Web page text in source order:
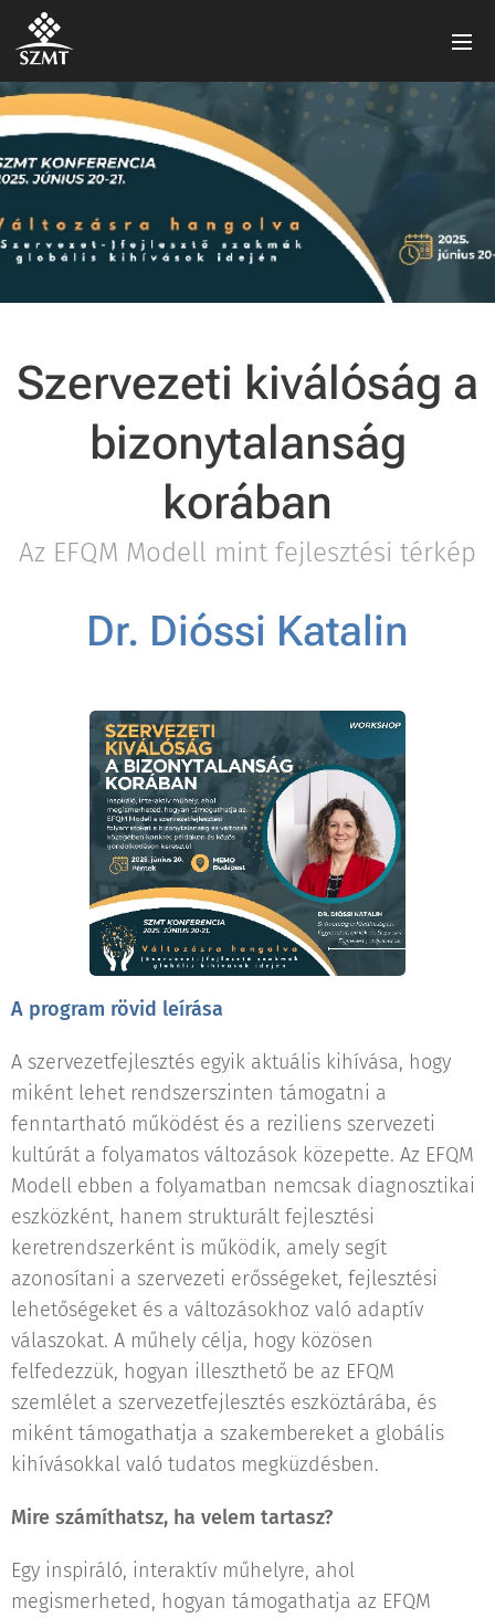
Szervezeti kiválóság a
bizonytalanság
korában
Az EFQM Modell mint fejlesztési térkép
Dr. Dióssi Katalin
A program rövid leírása
A szervezetfejlesztés egyik aktuális kihívása, hogy
miként lehet rendszerszinten támogatni a
fenntartható működést és a reziliens szervezeti
kultúrát a folyamatos változások közepette. Az EFQM
Modell ebben a folyamatban nemcsak diagnosztikai
eszközként, hanem strukturált fejlesztési
keretrendszerként is működik, amely segít
azonosítani a szervezeti erősségeket, fejlesztési
lehetőségeket és a változásokhoz való adaptív
válaszokat. A műhely célja, hogy közösen
felfedezzük, hogyan illeszthető be az EFQM
szemlélet a szervezetfejlesztés eszköztárába, és
miként támogathatja a szakembereket a globális
kihívásokkal való tudatos megküzdésben.
Mire számíthatsz, ha velem tartasz?
Egy inspiráló, interaktív műhelyre, ahol
megismerheted, hogyan támogathatja az EFQM